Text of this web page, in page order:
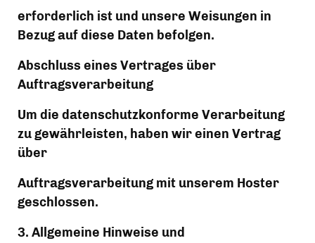
erforderlich ist und unsere Weisungen in
Bezug auf diese Daten befolgen.
Abschluss eines Vertrages über
Auftragsverarbeitung
Um die datenschutzkonforme Verarbeitung
zu gewährleisten, haben wir einen Vertrag
über
Auftragsverarbeitung mit unserem Hoster
geschlossen.
3. Allgemeine Hinweise und